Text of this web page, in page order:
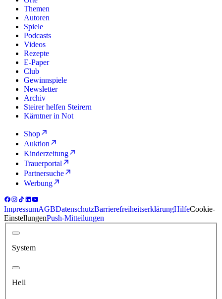
Themen
Autoren
Spiele
Podcasts
Videos
Rezepte
E-Paper
Club
Gewinnspiele
Newsletter
Archiv
Steirer helfen Steirern
Kärntner in Not
Shop
Auktion
Kinderzeitung
Trauerportal
Partnersuche
Werbung
ImpressumAGBDatenschutzBarrierefreiheitserklärungHilfeCookie-
EinstellungenPush-Mitteilungen
System
Hell